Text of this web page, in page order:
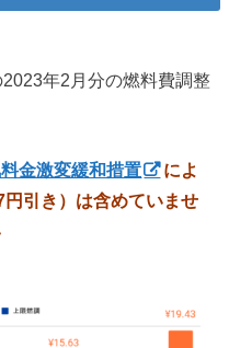
年2月分の燃料費調整
金激変緩和措置
によ
引き）は含めていませ